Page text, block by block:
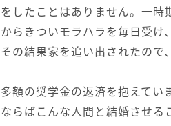
をしたことはありません。一
からきついモラハラを毎日受け
その結果家を追い出されたので
多額の奨学金の返済を抱えて
ならばこんな人間と結婚させる